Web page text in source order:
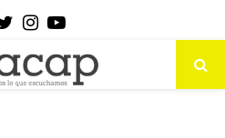
Twitter
Instagram
Youtube